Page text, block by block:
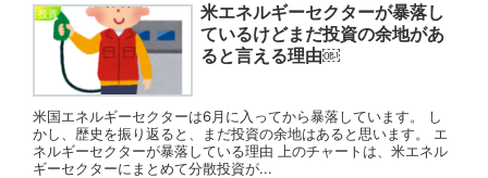
投資
米エネルギーセクターが暴落し
ているけどまだ投資の余地があ
ると言える理由￼
米国エネルギーセクターは6月に入ってから暴落しています。 し
かし、歴史を振り返ると、まだ投資の余地はあると思います。 エ
ネルギーセクターが暴落している理由 上のチャートは、米エネル
ギーセクターにまとめて分散投資が...